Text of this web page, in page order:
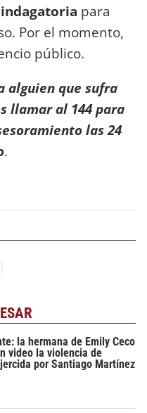
indagatoria para
Por el momento,
público.
alguien que sufra
llamar al 144 para
las 24
.
la hermana de Emily Ceco
video la violencia de
por Santiago Martínez